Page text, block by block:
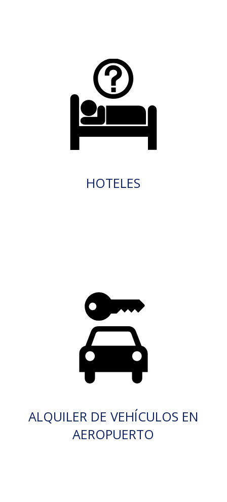
HOTELES
ALQUILER DE VEHÍCULOS EN
AEROPUERTO